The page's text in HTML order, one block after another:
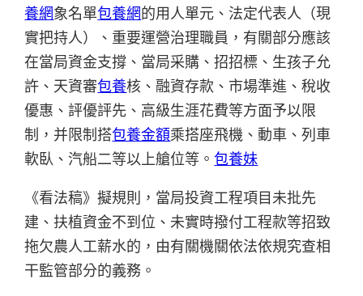
養網象名單包養網的用人單元、法定代表人（現
實把持人）、重要運營治理職員，有關部分應該
在當局資金支撐、當局采購、招招標、生孩子允
許、天資審包養核、融資存款、市場準進、稅收
優惠、評優評先、高級生涯花費等方面予以限
制，并限制搭包養金額乘搭座飛機、動車、列車
軟臥、汽船二等以上艙位等。包養妹
《看法稿》擬規則，當局投資工程項目未批先
建、扶植資金不到位、未實時撥付工程款等招致
拖欠農人工薪水的，由有關機關依法依規究查相
干監管部分的義務。